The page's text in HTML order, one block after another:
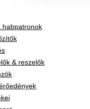
habpatronok
& reszelők